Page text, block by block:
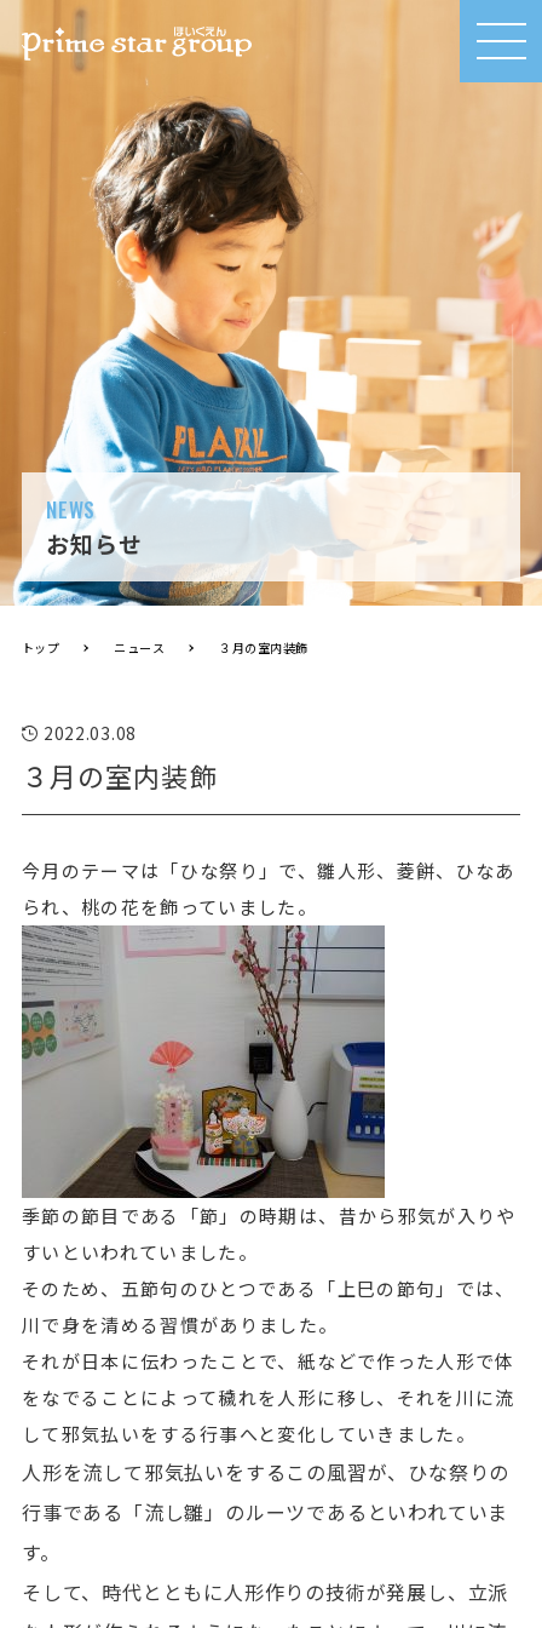
MEN
U
NEWS
お知らせ
トップ ニュース ３月の室内装飾
2022.03.08
３月の室内装飾
今月のテーマは「ひな祭り」で、雛人形、菱餅、ひなあ
られ、桃の花を飾っていました。
季節の節目である「節」の時期は、昔から邪気が入りや
すいといわれていました。
そのため、五節句のひとつである「上巳の節句」では、
川で身を清める習慣がありました。
それが日本に伝わったことで、紙などで作った人形で体
をなでることによって穢れを人形に移し、それを川に流
して邪気払いをする行事へと変化していきました。
人形を流して邪気払いをするこの風習が、ひな祭りの
行事である「流し雛」のルーツであるといわれていま
す。
そして、時代とともに人形作りの技術が発展し、立派